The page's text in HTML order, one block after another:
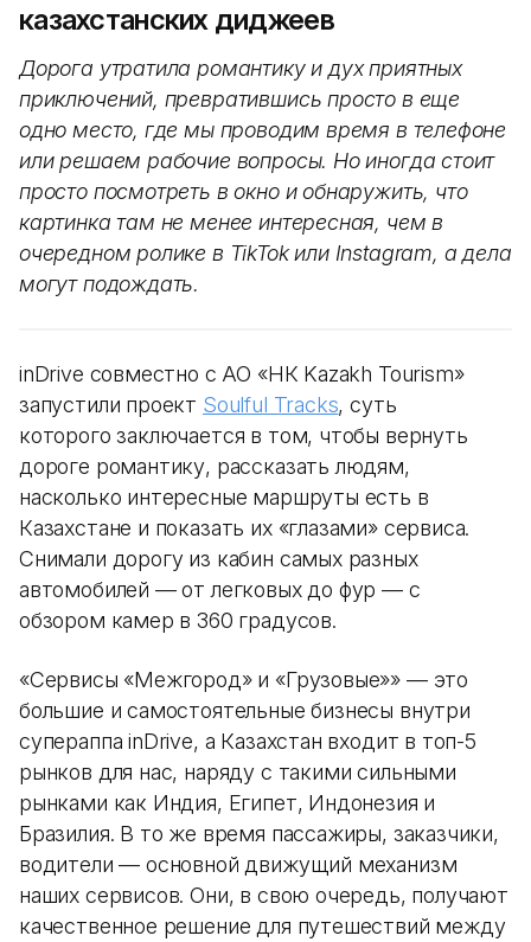
казахстанских диджеев
Дорога утратила романтику и дух приятных
приключений, превратившись просто в еще
одно место, где мы проводим время в телефоне
или решаем рабочие вопросы. Но иногда стоит
просто посмотреть в окно и обнаружить, что
картинка там не менее интересная, чем в
очередном ролике в TikTok или Instagram, а дела
могут подождать.
inDrive совместно с АО «НК Kazakh Tourism»
запустили проект Soulful Tracks, суть
которого заключается в том, чтобы вернуть
дороге романтику, рассказать людям,
насколько интересные маршруты есть в
Казахстане и показать их «глазами» сервиса.
Снимали дорогу из кабин самых разных
автомобилей — от легковых до фур — с
обзором камер в 360 градусов.
«Сервисы «Межгород» и «Грузовые»» — это
большие и самостоятельные бизнесы внутри
супераппа inDrive, а Казахстан входит в топ-5
рынков для нас, наряду с такими сильными
рынками как Индия, Египет, Индонезия и
Бразилия. В то же время пассажиры, заказчики,
водители — основной движущий механизм
наших сервисов. Они, в свою очередь, получают
качественное решение для путешествий между